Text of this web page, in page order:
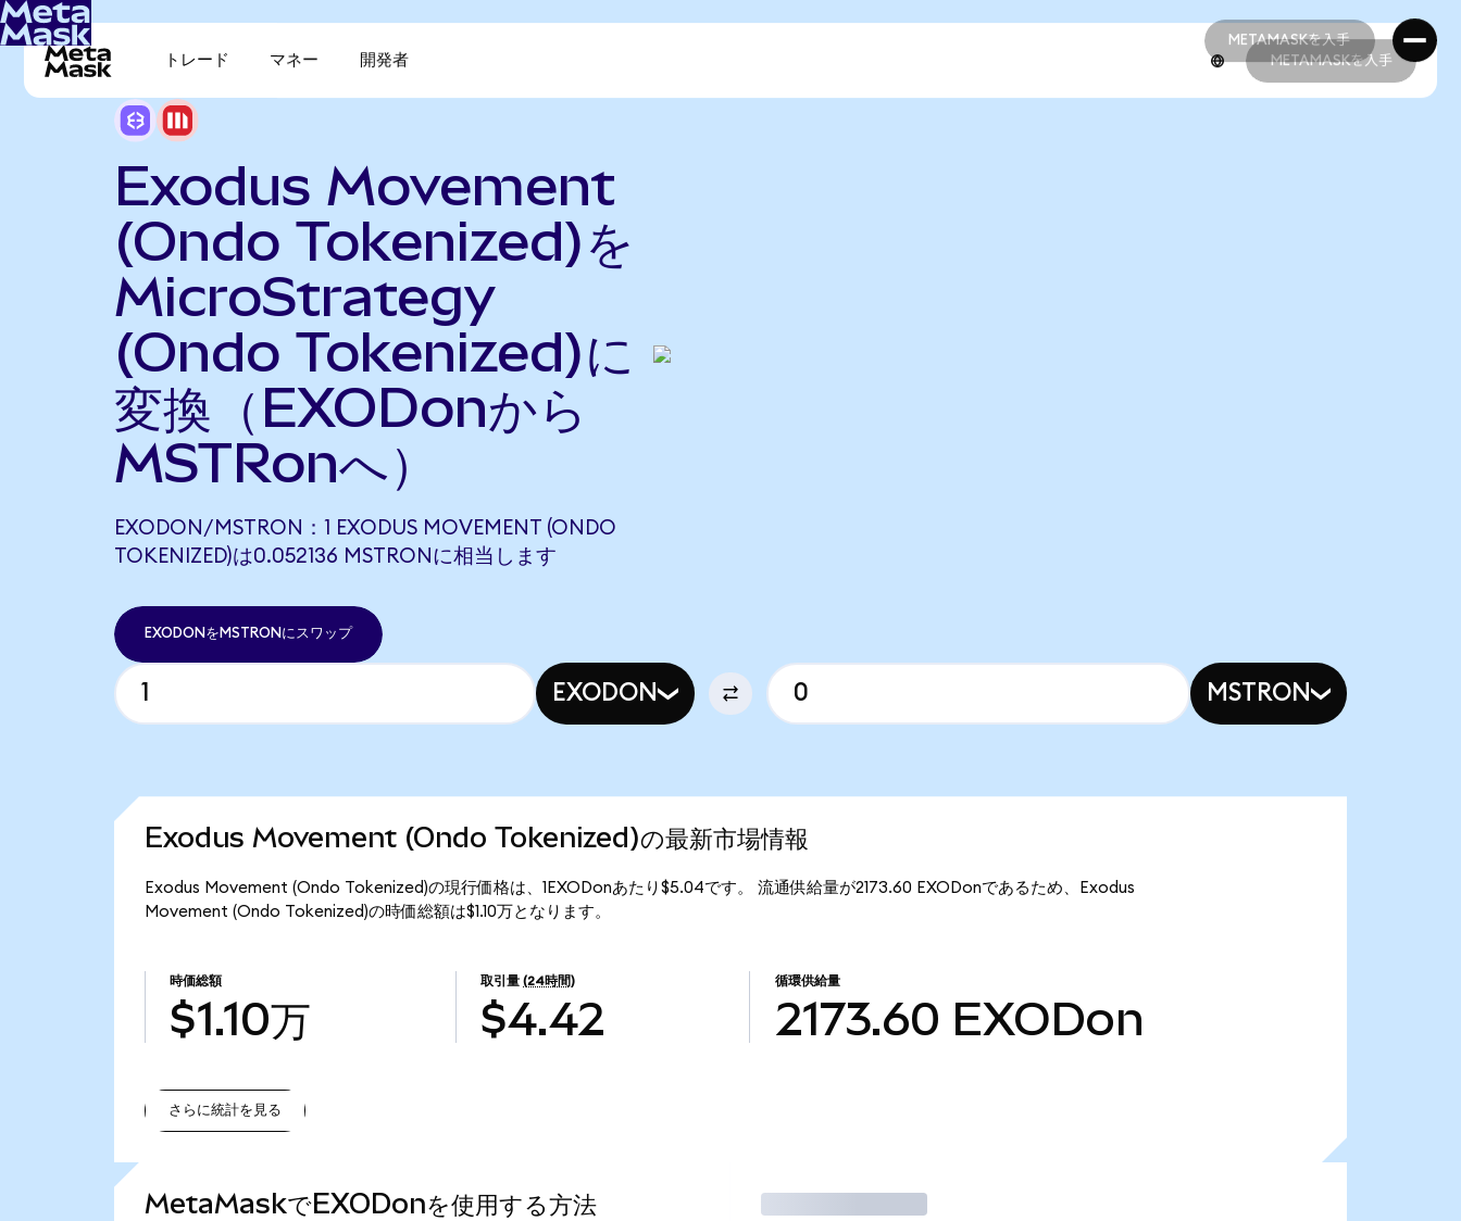
METAMASKを入手
METAMASKを入手
トレード マネー 開発者 METAMASKを入手
Exodus Movement
(Ondo Tokenized)を
MicroStrategy
(Ondo Tokenized)に
変換（EXODonから
MSTRonへ）
EXODON/MSTRON：1 EXODUS MOVEMENT (ONDO
TOKENIZED)は0.052136 MSTRONに相当します
EXODONをMSTRONにスワップ
EXODON MSTRON
Exodus Movement (Ondo Tokenized)の最新市場情報
Exodus Movement (Ondo Tokenized)の現行価格は、1EXODonあたり$5.04です。 流通供給量が2173.60 EXODonであるため、Exodus
Movement (Ondo Tokenized)の時価総額は$1.10万となります。
時価総額
$1.10万
取引量 (24時間)
$4.42
循環供給量
2173.60 EXODon
さらに統計を見る
MetaMaskでEXODonを使用する方法 取引